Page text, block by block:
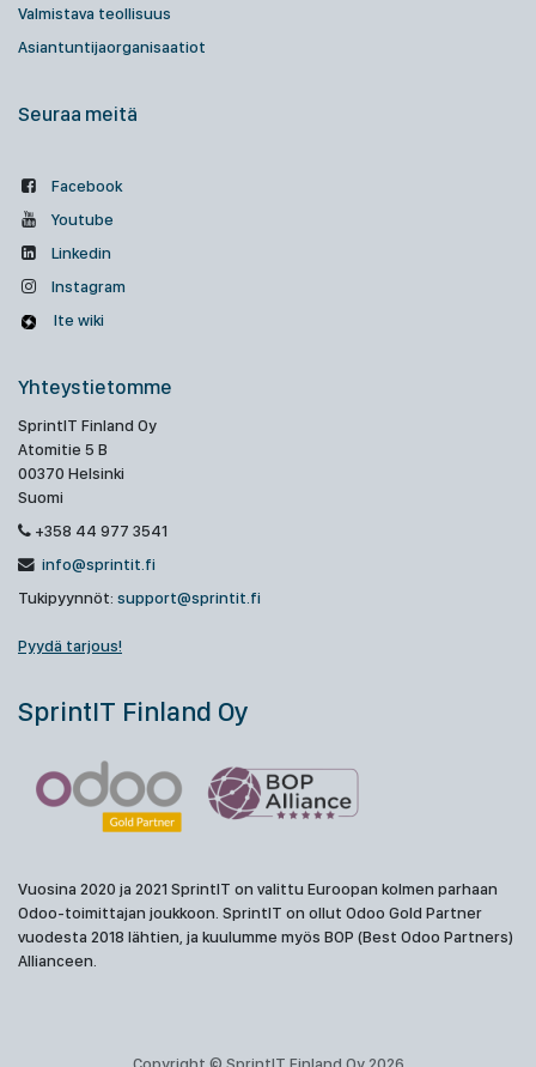
Valmistava teollisuus
Asiantuntijaorganisaatiot
Seuraa meitä
Facebook
Youtube
Linkedin
Instagram
Ite wiki
Yhteystietomme
SprintIT Finland Oy
Atomitie 5 B
00370 Helsinki
Suomi
+358 44 977 3541
info@sprintit.fi
Tukipyynnöt: support@sprintit.fi
Pyydä tarjous!
SprintIT Finland Oy
Vuosina 2020 ja 2021 SprintIT on valittu Euroopan kolmen parhaan
Odoo-toimittajan joukkoon. SprintIT on ollut Odoo Gold Partner
vuodesta 2018 lähtien, ja kuulumme myös BOP (Best Odoo Partners)
Allianceen.
Copyright © SprintIT Finland Oy 2026